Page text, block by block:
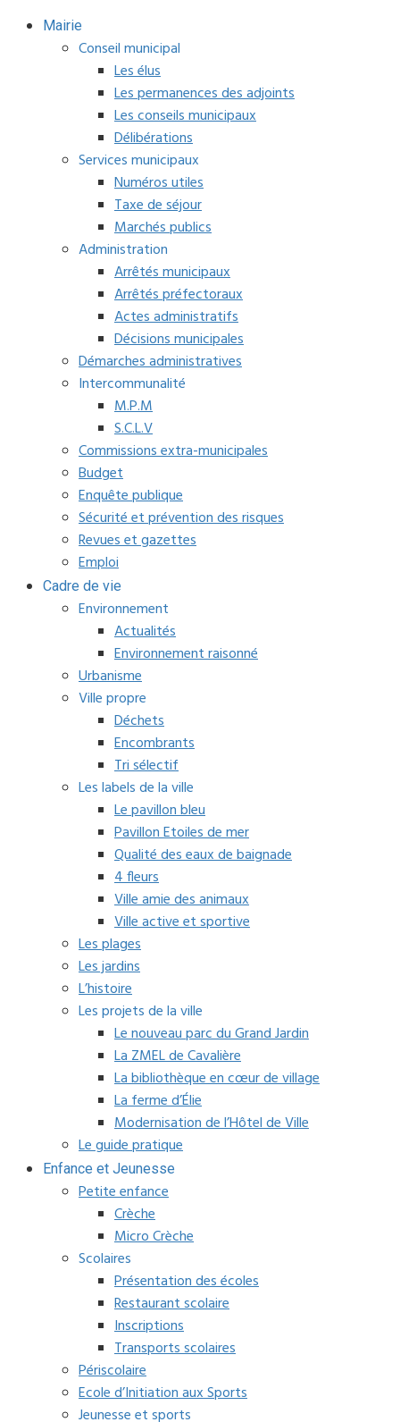
Mairie
Conseil municipal
Les élus
Les permanences des adjoints
Les conseils municipaux
Délibérations
Services municipaux
Numéros utiles
Taxe de séjour
Marchés publics
Administration
Arrêtés municipaux
Arrêtés préfectoraux
Actes administratifs
Décisions municipales
Démarches administratives
Intercommunalité
M.P.M
S.C.L.V
Commissions extra-municipales
Budget
Enquête publique
Sécurité et prévention des risques
Revues et gazettes
Emploi
Cadre de vie
Environnement
Actualités
Environnement raisonné
Urbanisme
Ville propre
Déchets
Encombrants
Tri sélectif
Les labels de la ville
Le pavillon bleu
Pavillon Etoiles de mer
Qualité des eaux de baignade
4 fleurs
Ville amie des animaux
Ville active et sportive
Les plages
Les jardins
L’histoire
Les projets de la ville
Le nouveau parc du Grand Jardin
La ZMEL de Cavalière
La bibliothèque en cœur de village
La ferme d’Élie
Modernisation de l’Hôtel de Ville
Le guide pratique
Enfance et Jeunesse
Petite enfance
Crèche
Micro Crèche
Scolaires
Présentation des écoles
Restaurant scolaire
Inscriptions
Transports scolaires
Périscolaire
Ecole d’Initiation aux Sports
Jeunesse et sports